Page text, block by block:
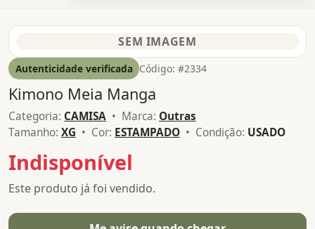
Autenticidade verificada Código: #2334
Kimono Meia Manga
Categoria: CAMISA • Marca: Outras
Tamanho: XG • Cor: ESTAMPADO • Condição: USADO
Indisponível
Este produto já foi vendido.